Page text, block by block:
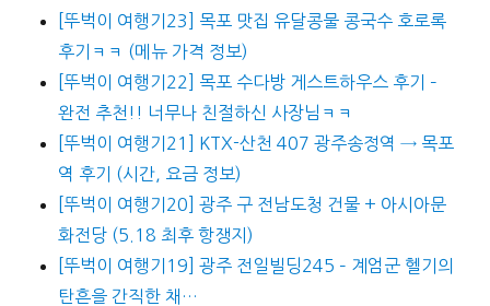
[뚜벅이 여행기23] 목포 맛집 유달콩물 콩국수 호로록
후기ㅋㅋ (메뉴 가격 정보)
[뚜벅이 여행기22] 목포 수다방 게스트하우스 후기 –
완전 추천!! 너무나 친절하신 사장님ㅋㅋ
[뚜벅이 여행기21] KTX-산천 407 광주송정역 → 목포
역 후기 (시간, 요금 정보)
[뚜벅이 여행기20] 광주 구 전남도청 건물 + 아시아문
화전당 (5.18 최후 항쟁지)
[뚜벅이 여행기19] 광주 전일빌딩245 – 계엄군 헬기의
탄흔을 간직한 채…